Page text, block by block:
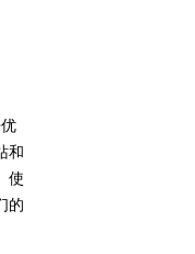
号
和
使
的